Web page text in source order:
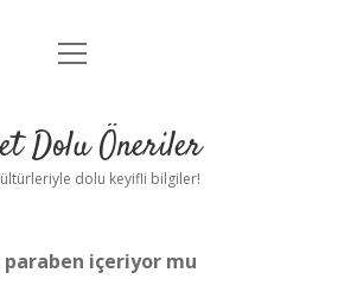
Anasayfa
Yasal Uyarı
menüyü
Dolu Öneriler
dolu keyifli bilgiler!
içeriyor mu